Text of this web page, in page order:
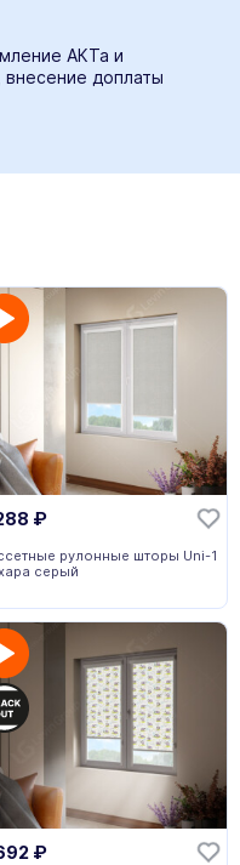
АКТа и
внесение доплаты
₽
рулонные шторы Uni-1
серый
₽